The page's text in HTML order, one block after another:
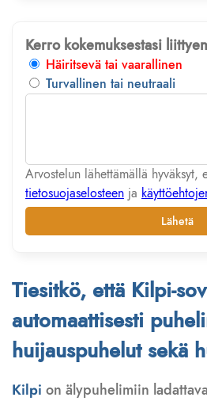
Kerro kokemuksestasi
Häiritsevä tai vaarallinen
Turvallinen tai neutraali
Arvostelun lähettämällä hyväksyt,
tietosuojaselosteen ja
Lähetä
Tiesitkö, että Kilpi-
automaattisesti
huijauspuhelut sekä
Kilpi on älypuhelimiin